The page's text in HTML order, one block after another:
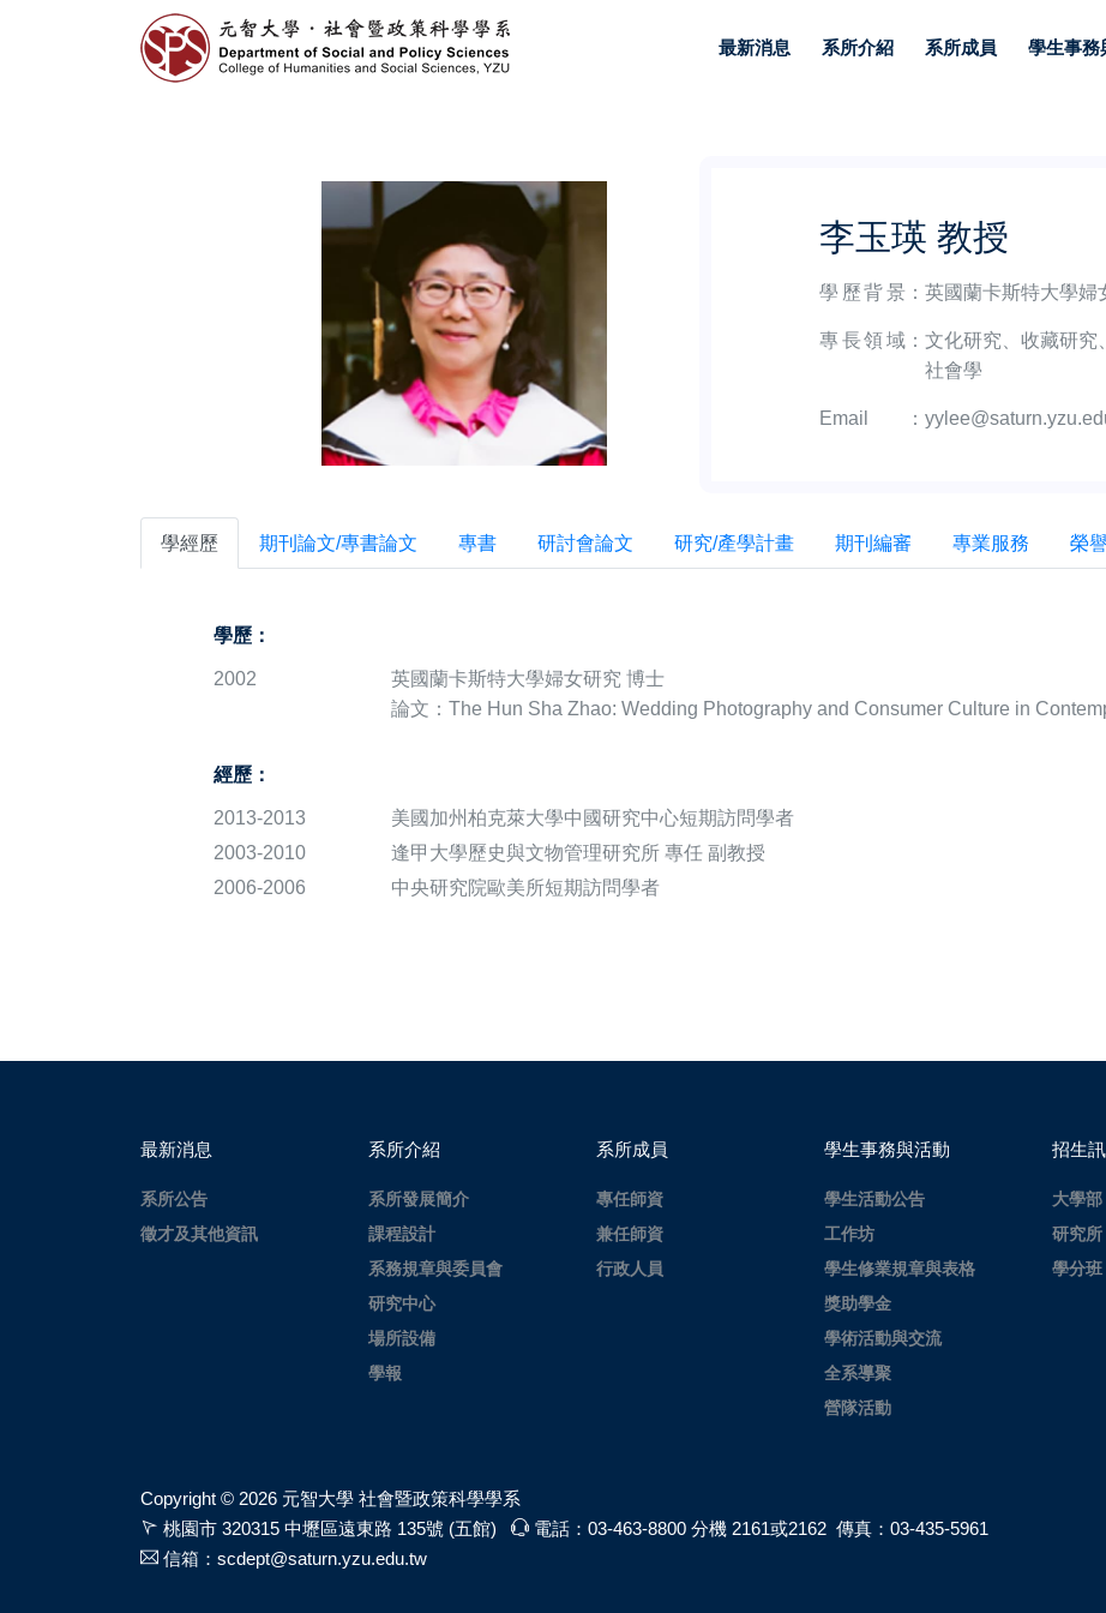
最新消息 系所介紹 系所成員 學生事務
李玉瑛 教授
學歷背景 ： 英國蘭卡斯特大學婦
專長領域 ： 文化研究、收藏研究
社會學
Email ：
學經歷 期刊論文/專書論文 專書 研討會論文 研究/產學計畫 期刊編審 專業服務 榮
學歷：
2002
英國蘭卡斯特大學婦女研究 博士
論文：The Hun Sha Zhao: Wedding Photography and Consumer Culture in
經歷：
2013-2013
美國加州柏克萊大學中國研究中心短期訪問學者
2003-2010
逢甲大學歷史與文物管理研究所 專任 副教授
2006-2006
中央研究院歐美所短期訪問學者
最新消息
系所公告
徵才及其他資訊
系所介紹
系所發展簡介
課程設計
系務規章與委員會
研究中心
場所設備
學報
系所成員
專任師資
兼任師資
行政人員
學生事務與活動
學生活動公告
工作坊
學生修業規章與表格
獎助學金
學術活動與交流
全系導聚
營隊活動
招生
大學部
研究所
學分班
Copyright © 2026 元智大學 社會暨政策科學學系
桃園市 320315 中壢區遠東路 135號 (五館)
電話：03-463-8800 分機 2161或2162 傳真：03-435-5961
信箱：scdept@saturn.yzu.edu.tw